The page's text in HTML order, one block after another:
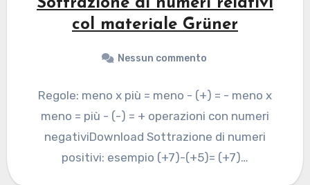
col materiale Grüner
Nessun commento
Regole: meno x più = meno - (+) = - meno x
meno = più - (-) = + operazioni con numeri
negativiDownload Sottrazione di numeri
positivi: esempio (+7)-(+5)= (+7)…